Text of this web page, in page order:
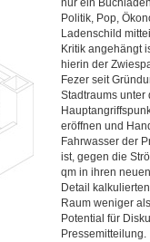
nur ein
Politik, Pop,
Ladenschild
Kritik angehängt
hierin der
Fezer seit
Stadtraums unter
eröffnen und
Fahrwasser der
ist, gegen die
qm in ihren
Detail
Raum weniger
Potential für
Pressemitteilung.